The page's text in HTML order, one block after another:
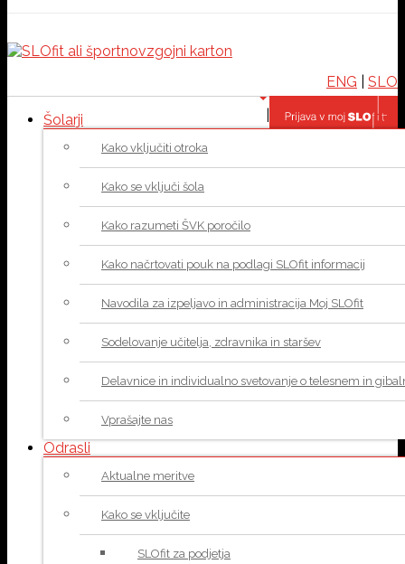
ENG
SLO
Šolarji
Kako vključiti otroka
Kako se vključi šola
Kako razumeti ŠVK poročilo
Kako načrtovati pouk na podlagi SLOfit informacij
Navodila za izpeljavo in administracija Moj SLOfit
Sodelovanje učitelja, zdravnika in staršev
Delavnice in individualno svetovanje o telesnem in
Vprašajte nas
Odrasli
Aktualne meritve
Kako se vključite
SLOfit za podjetja